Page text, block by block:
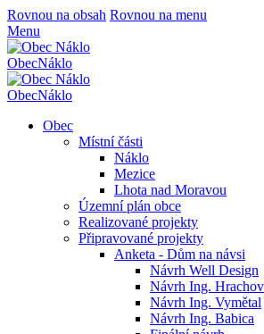
Rovnou na obsah Rovnou na menu
Menu
ObecNáklo
ObecNáklo
Obec
Místní části
Náklo
Mezice
Lhota nad Moravou
Územní plán obce
Realizované projekty
Připravované projekty
Anketa - Dům na návsi
Návrh Well Design
Návrh Ing.
Návrh Ing. Vymětal
Návrh Ing. Babica